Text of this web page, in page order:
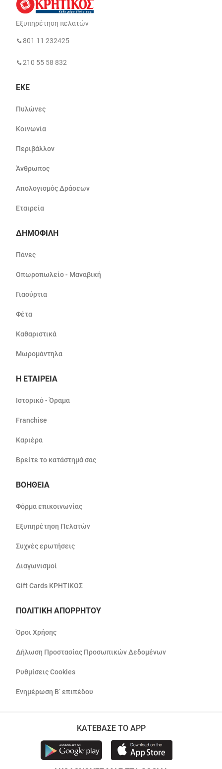
Εξυπηρέτηση πελατών
801 11 232425
210 55 58 832
ΕΚΕ
Πυλώνες
Κοινωνία
Περιβάλλον
Άνθρωπος
Απολογισμός Δράσεων
Εταιρεία
ΔΗΜΟΦΙΛΗ
Πάνες
Οπωροπωλείο - Μαναβική
Γιαούρτια
Φέτα
Καθαριστικά
Μωρομάντηλα
Η ΕΤΑΙΡΕΙΑ
Ιστορικό - Όραμα
Franchise
Καριέρα
Βρείτε το κατάστημά σας
ΒΟΗΘΕΙΑ
Φόρμα επικοινωνίας
Εξυπηρέτηση Πελατών
Συχνές ερωτήσεις
Διαγωνισμοί
Gift Cards ΚΡΗΤΙΚΟΣ
ΠΟΛΙΤΙΚΗ ΑΠΟΡΡΗΤΟΥ
Όροι Χρήσης
Δήλωση Προστασίας Προσωπικών Δεδομένων
Ρυθμίσεις Cookies
Ενημέρωση Β’ επιπέδου
ΚΑΤΕΒΑΣΕ ΤΟ APP